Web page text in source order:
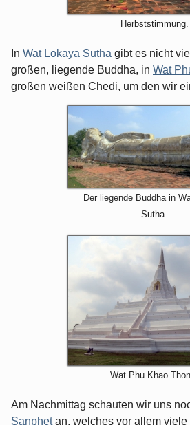
Herbststimmung.
In Wat Lokaya Sutha gibt es nicht
großen, liegende Buddha, in Wat
großen weißen Chedi, um den wir
Der liegende Buddha in
Sutha.
Wat Phu Khao
Am Nachmittag schauten wir uns
Sanphetan, welches vor allem